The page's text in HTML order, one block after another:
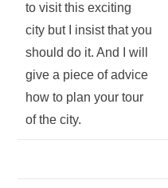
to visit this exciting
city but I insist that you
should do it. And I will
give a piece of advice
how to plan your tour
of the city.